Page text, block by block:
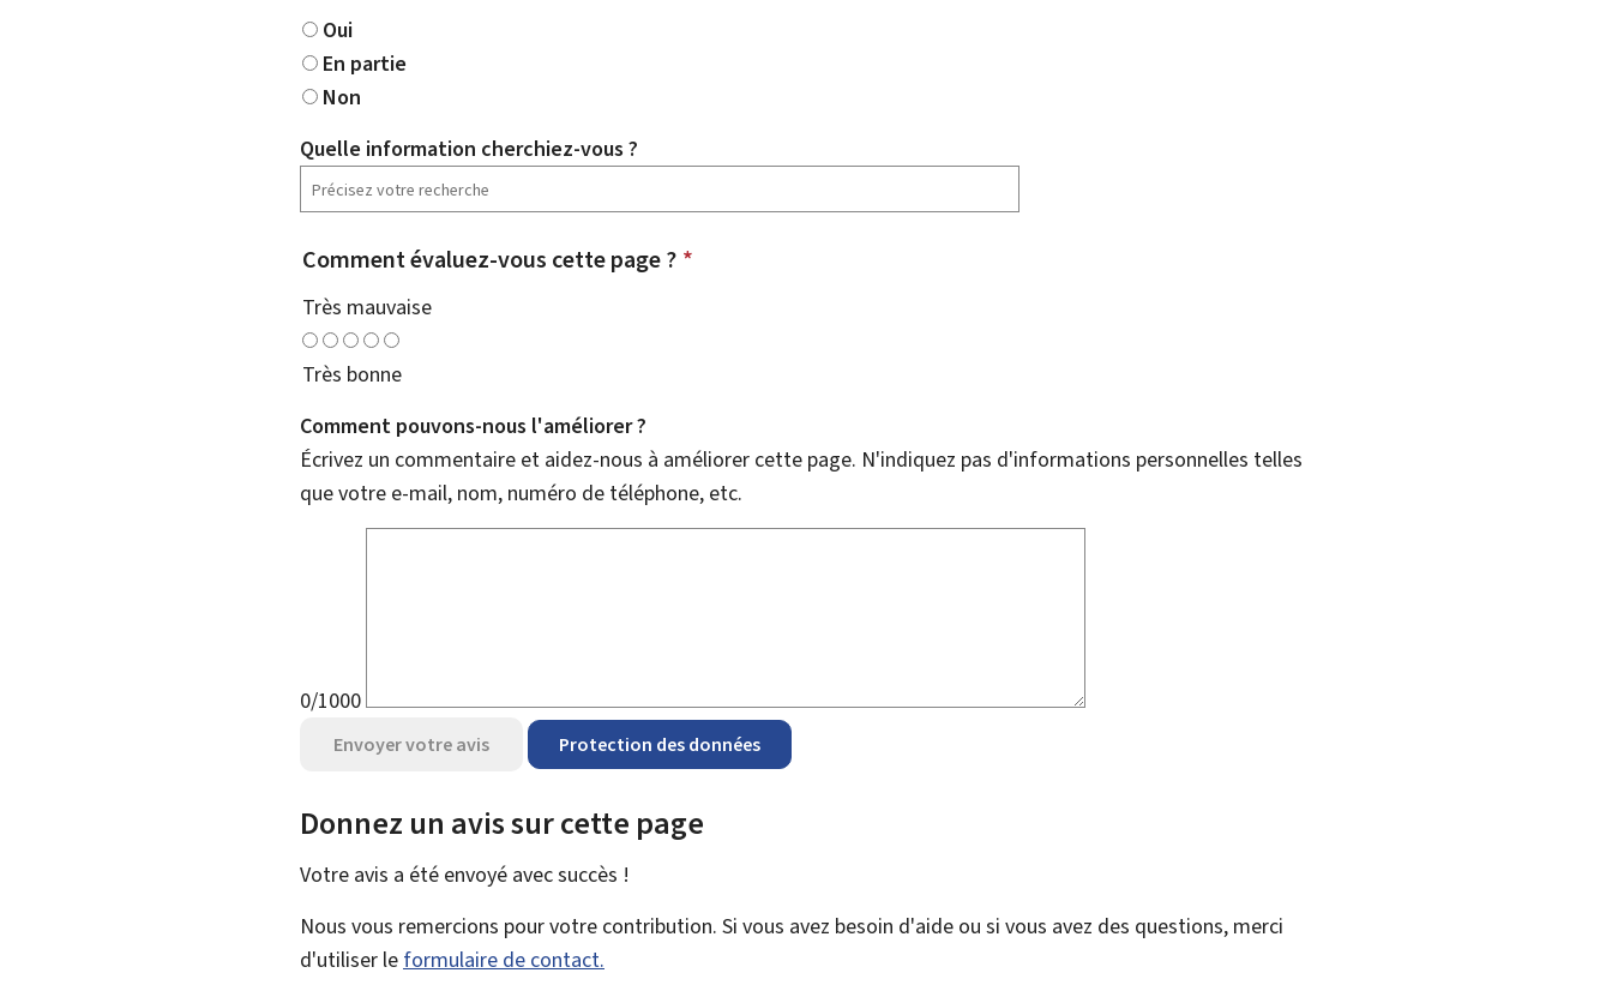
Oui
En partie
Non
Quelle information cherchiez-vous ?
Comment évaluez-vous cette page ? *
Très mauvaise
Très bonne
Comment pouvons-nous l'améliorer ?
Écrivez un commentaire et aidez-nous à améliorer cette page. N'indiquez pas d'informations personnelles telles
que votre e-mail, nom, numéro de téléphone, etc.
0/1000
Envoyer votre avis Protection des données
Donnez un avis sur cette page
Votre avis a été envoyé avecsuccès !
Nous vous remercions pour votre contribution. Si vous avez besoin d'aide ou si vous avez des questions, merci
d'utiliser le formulaire de contact.